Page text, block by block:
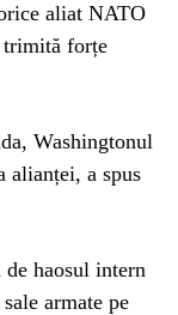
aliat NATO
trimită forțe
Washingtonul
alianței, a spus
haosul intern
armate pe